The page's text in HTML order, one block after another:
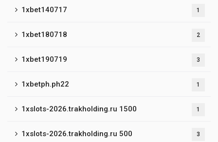
1xbet140717 1
1xbet180718 2
1xbet190719 3
1xbetph.ph22 1
1xslots-2026.trakholding.ru 1500 1
1xslots-2026.trakholding.ru 500 3